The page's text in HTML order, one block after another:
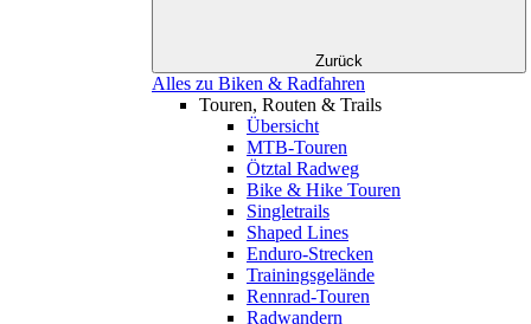
Zurück
Alles zu Biken & Radfahren
Touren, Routen & Trails
Übersicht
MTB-Touren
Ötztal Radweg
Bike & Hike Touren
Singletrails
Shaped Lines
Enduro-Strecken
Trainingsgelände
Rennrad-Touren
Radwandern